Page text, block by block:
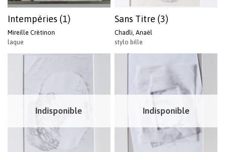
Votre panier est vide.
Intempéries (1)
Mireille Crétinon
laque
Sans Titre (3)
Chadli, Anaël
stylo bille
Indisponible Indisponible